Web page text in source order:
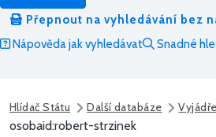
Přepnout na vyhledávání bez
Nápověda jak vyhledávat
Snadné
Hlídač Státu Další databáze
osobaid:robert-strzinek